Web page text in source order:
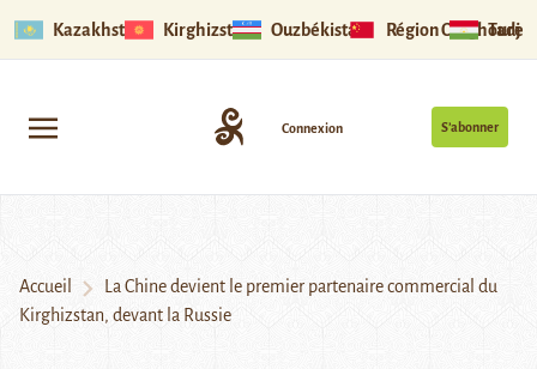
Kazakhstan Kirghizstan Ouzbékistan Région Ouïghoure
S’abonner
Connexion
Accueil
La Chine devient le premier partenaire commercial du
Kirghizstan, devant la Russie